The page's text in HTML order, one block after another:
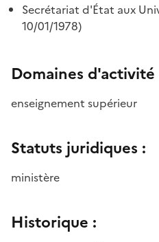
Secrétariat d'État aux
10/01/1978)
Domaines d'activité
enseignement supérieur
Statuts juridiques :
ministère
Historique :